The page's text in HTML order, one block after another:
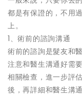
都是有保證的，不用
上。
1、術前的諮詢溝通
術前的諮詢是髮友和
注意和醫生溝通好需
相關檢查，進一步評
後，再詳細和醫生溝